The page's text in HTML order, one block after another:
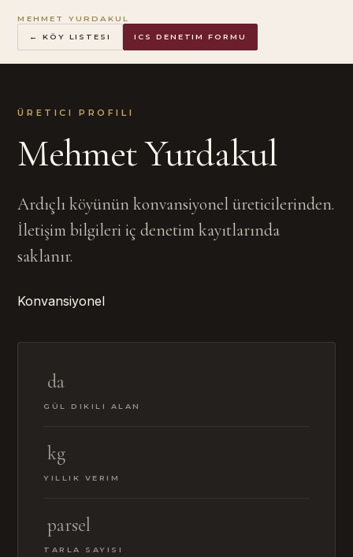
MEHMET YURDAKUL
← KÖY LISTESI ICS DENETIM FORMU
ÜRETICI PROFILI
Mehmet Yurdakul
Ardıçlı köyünün konvansiyonel üreticilerinden.
İletişim bilgileri iç denetim kayıtlarında
saklanır.
Konvansiyonel
da
GÜL DIKILI ALAN
kg
YILLIK VERIM
parsel
TARLA SAYISI